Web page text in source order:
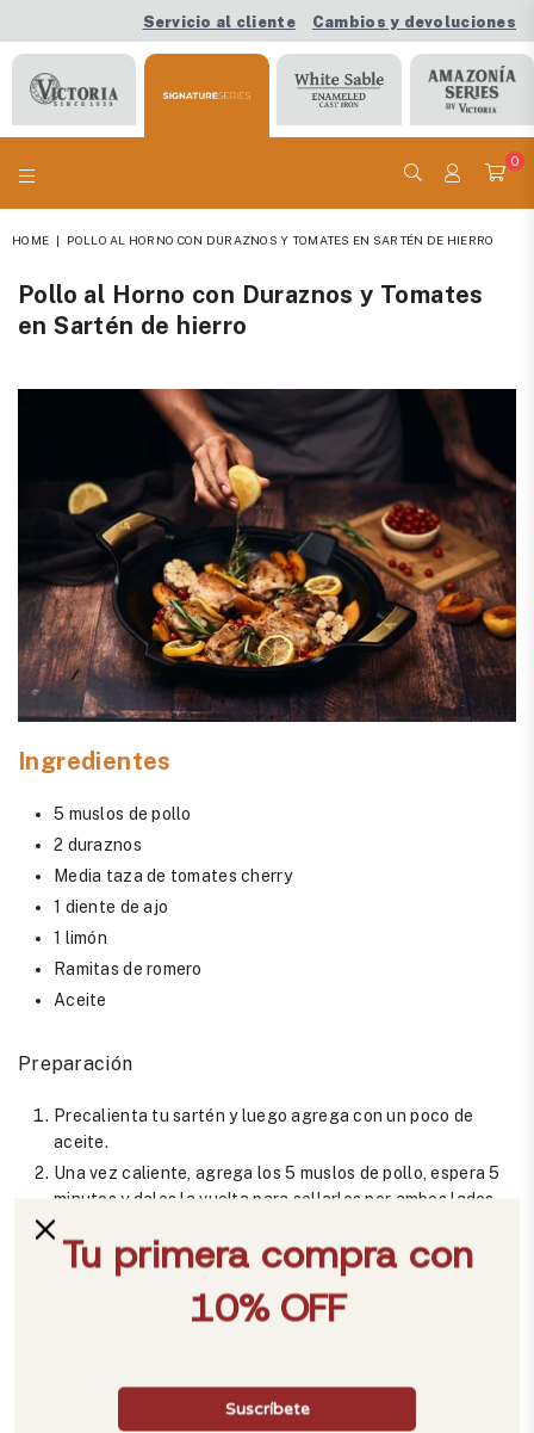
Servicio al cliente Cambios y devoluciones
VICTORIA
0
HOME | POLLO AL HORNO CON DURAZNOS Y TOMATES EN SARTÉN DE HIERRO
Pollo al Horno con Duraznos y Tomates
en Sartén de hierro
Ingredientes
5 muslos de pollo
2 duraznos
Media taza de tomates cherry
1 diente de ajo
1 limón
Ramitas de romero
Aceite
Preparación
Precalienta tu sartén y luego agrega con un poco de
aceite.
Una vez caliente, agrega los 5 muslos de pollo, espera 5
minutos y dales la vuelta para sellarlos por ambos lados,
una vez que se forme una costra.
Apaga el fuego y añade los 2 duraznos en trozos, media
taza de tomates cherry, 1 diente de ajo partido por la
mitad, el jugo de 1 limón y el limón en rodajas.
disfruta.